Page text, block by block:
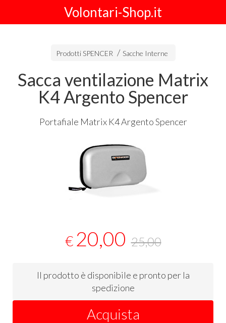
Volontari-Shop.it
Prodotti SPENCER Sacche Interne
Sacca ventilazione Matrix
K4 Argento Spencer
Portafiale Matrix K4 Argento Spencer
€ 20,00 25,00
Il prodotto è disponibile e pronto per la
spedizione
Acquista